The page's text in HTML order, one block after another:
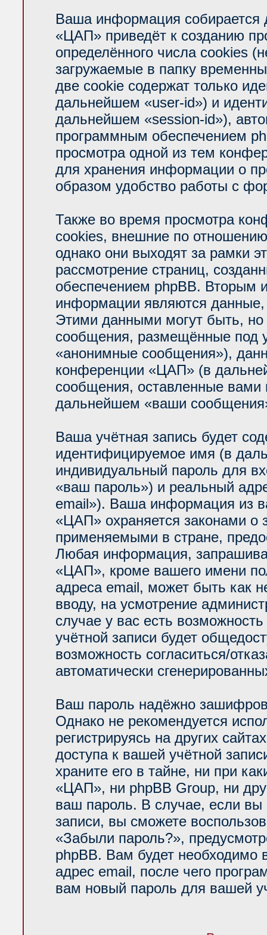
Ваша информация собирается
«ЦАП» приведёт к созданию
определённого числа cookies
загружаемые в папку
две cookie содержат только
дальнейшем «user-id») и
дальнейшем «session-id»),
программным обеспечением
просмотра одной из тем
для хранения информации о
образом удобство работы с
Также во время просмотра
cookies, внешние по
однако они выходят за рамки
рассмотрение страниц,
обеспечением phpBB. Вторым
информации являются
Этими данными могут быть,
сообщения, размещённые под
«анонимные сообщения»),
конференции «ЦАП» (в
сообщения, оставленные вами
дальнейшем «ваши
Ваша учётная запись будет
идентифицируемое имя (в
индивидуальный пароль для
«ваш пароль») и реальный
email»). Ваша информация из
«ЦАП» охраняется законами
применяемыми в стране,
Любая информация,
«ЦАП», кроме вашего имени
адреса email, может быть как
вводу, на усмотрение
случае у вас есть
учётной записи будет
возможность согласиться/
автоматически
Ваш пароль надёжно
Однако не рекомендуется
регистрируясь на других
доступа к вашей учётной
храните его в тайне, ни при
«ЦАП», ни phpBB Group, ни
ваш пароль. В случае, если вы
записи, вы сможете
«Забыли пароль?»,
phpBB. Вам будет необходимо
адрес email, после чего
вам новый пароль для вашей